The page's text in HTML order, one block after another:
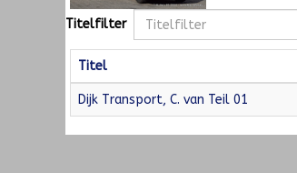
Titelfilter
Titel
Dijk Transport, C. van Teil 01